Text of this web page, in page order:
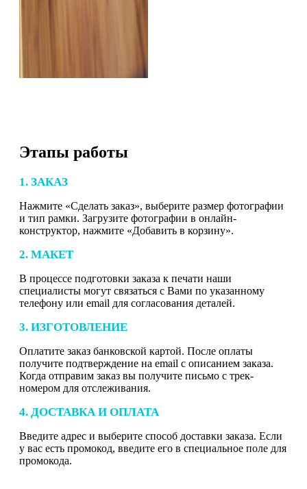
Этапы работы
1. ЗАКАЗ
Нажмите «Сделать заказ», выберите размер фотографии
и тип рамки. Загрузите фотографии в онлайн-
конструктор, нажмите «Добавить в корзину».
2. МАКЕТ
В процессе подготовки заказа к печати наши
специалисты могут связаться с Вами по указанному
телефону или email для согласования деталей.
3. ИЗГОТОВЛЕНИЕ
Оплатите заказ банковской картой. После оплаты
получите подтверждение на email с описанием заказа.
Когда отправим заказ вы получите письмо с трек-
номером для отслеживания.
4. ДОСТАВКА И ОПЛАТА
Введите адрес и выберите способ доставки заказа. Если
у вас есть промокод, введите его в специальное поле для
промокода.